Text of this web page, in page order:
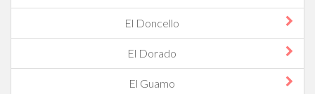
El Doncello
El Dorado
El Guamo